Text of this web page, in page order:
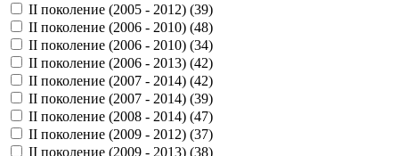
II поколение (2005 - 2012) (39)
II поколение (2006 - 2010) (48)
II поколение (2006 - 2010) (34)
II поколение (2006 - 2013) (42)
II поколение (2007 - 2014) (42)
II поколение (2007 - 2014) (39)
II поколение (2008 - 2014) (47)
II поколение (2009 - 2012) (37)
II поколение (2009 - 2013) (38)